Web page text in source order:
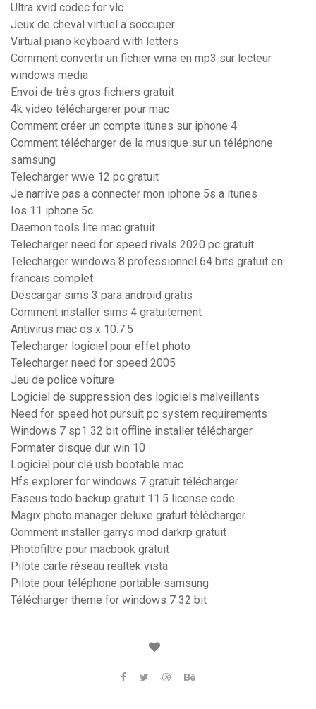
Ultra xvid codec for vlc
Jeux de cheval virtuel a soccuper
Virtual piano keyboard with letters
Comment convertir un fichier wma en mp3 sur lecteur
windows media
Envoi de très gros fichiers gratuit
4k video téléchargerer pour mac
Comment créer un compte itunes sur iphone 4
Comment télécharger de la musique sur un téléphone
samsung
Telecharger wwe 12 pc gratuit
Je narrive pas a connecter mon iphone 5s a itunes
Ios 11 iphone 5c
Daemon tools lite mac gratuit
Telecharger need for speed rivals 2020 pc gratuit
Telecharger windows 8 professionnel 64 bits gratuit en
francais complet
Descargar sims 3 para android gratis
Comment installer sims 4 gratuitement
Antivirus mac os x 10.7.5
Telecharger logiciel pour effet photo
Telecharger need for speed 2005
Jeu de police voiture
Logiciel de suppression des logiciels malveillants
Need for speed hot pursuit pc system requirements
Windows 7 sp1 32 bit offline installer télécharger
Formater disque dur win 10
Logiciel pour clé usb bootable mac
Hfs explorer for windows 7 gratuit télécharger
Easeus todo backup gratuit 11.5 license code
Magix photo manager deluxe gratuit télécharger
Comment installer garrys mod darkrp gratuit
Photofiltre pour macbook gratuit
Pilote carte rèseau realtek vista
Pilote pour téléphone portable samsung
Télécharger theme for windows 7 32 bit